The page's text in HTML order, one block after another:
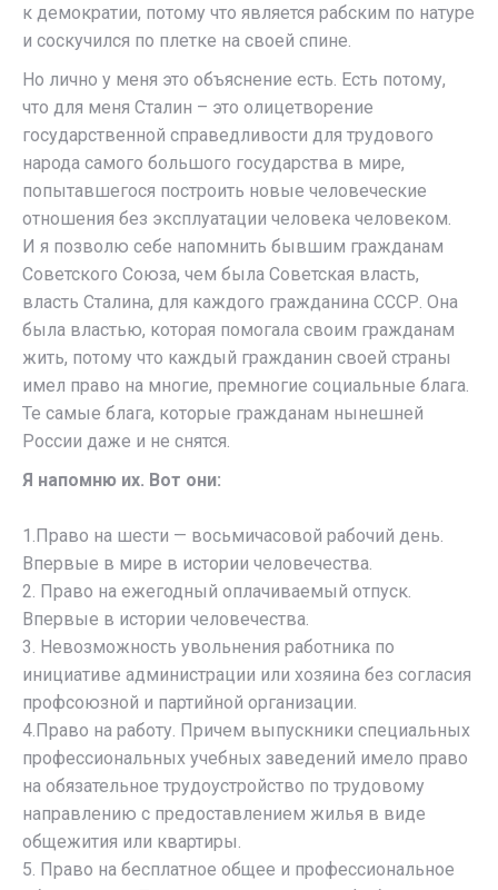
к демократии, потому что является рабским по натуре
и соскучился по плетке на своей спине.
Но лично у меня это объяснение есть. Есть потому,
что для меня Сталин – это олицетворение
государственной справедливости для трудового
народа самого большого государства в мире,
попытавшегося построить новые человеческие
отношения без эксплуатации человека человеком.
И я позволю себе напомнить бывшим гражданам
Советского Союза, чем была Советская власть,
власть Сталина, для каждого гражданина СССР. Она
была властью, которая помогала своим гражданам
жить, потому что каждый гражданин своей страны
имел право на многие, премногие социальные блага.
Те самые блага, которые гражданам нынешней
России даже и не снятся.
Я напомню их. Вот они:
1.Право на шести — восьмичасовой рабочий день.
Впервые в мире в истории человечества.
2. Право на ежегодный оплачиваемый отпуск.
Впервые в истории человечества.
3. Невозможность увольнения работника по
инициативе администрации или хозяина без согласия
профсоюзной и партийной организации.
4.Право на работу. Причем выпускники специальных
профессиональных учебных заведений имело право
на обязательное трудоустройство по трудовому
направлению с предоставлением жилья в виде
общежития или квартиры.
5. Право на бесплатное общее и профессиональное